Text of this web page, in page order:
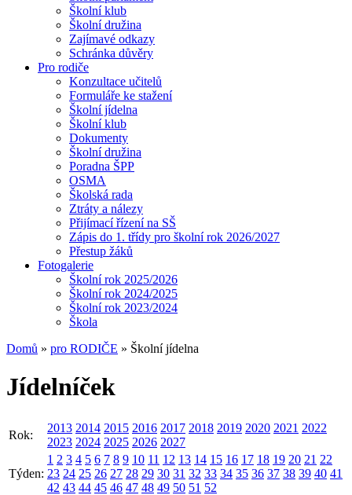
Školní klub
Školní družina
Zajímavé odkazy
Schránka důvěry
Pro rodiče
Konzultace učitelů
Formuláře ke stažení
Školní jídelna
Školní klub
Dokumenty
Školní družina
Poradna ŠPP
OSMA
Školská rada
Ztráty a nálezy
Přijímací řízení na SŠ
Zápis do 1. třídy pro školní rok 2026/2027
Přestup žáků
Fotogalerie
Školní rok 2025/2026
Školní rok 2024/2025
Školní rok 2023/2024
Škola
Domů » pro RODIČE » Školní jídelna
Jídelníček
Rok:
2013 2014 2015 2016 2017 2018 2019 2020 2021 2022
2023 2024 2025 2026 2027
Týden:
1 2 3 4 5 6 7 8 9 10 11 12 13 14 15 16 17 18 19 20 21 22
23 24 25 26 27 28 29 30 31 32 33 34 35 36 37 38 39 40 41
42 43 44 45 46 47 48 49 50 51 52